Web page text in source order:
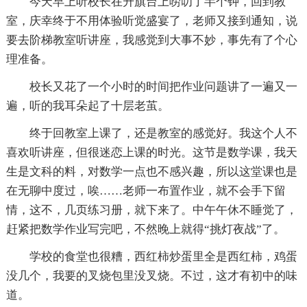
室，庆幸终于不用体验听觉盛宴了，老师又接到通知，说
要去阶梯教室听讲座，我感觉到大事不妙，事先有了个心
理准备。
校长又花了一个小时的时间把作业问题讲了一遍又一
遍，听的我耳朵起了十层老茧。
终于回教室上课了，还是教室的感觉好。我这个人不
喜欢听讲座，但很迷恋上课的时光。这节是数学课，我天
生是文科的料，对数学一点也不感兴趣，所以这堂课也是
在无聊中度过，唉……老师一布置作业，就不会手下留
情，这不，几页练习册，就下来了。中午午休不睡觉了，
赶紧把数学作业写完吧，不然晚上就得“挑灯夜战”了。
学校的食堂也很糟，西红柿炒蛋里全是西红柿，鸡蛋
没几个，我要的叉烧包里没叉烧。不过，这才有初中的味
道。